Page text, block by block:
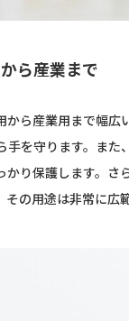
ら産業まで
ら産業用まで幅
を守ります。ま
り保護します。
の用途は非常に広範